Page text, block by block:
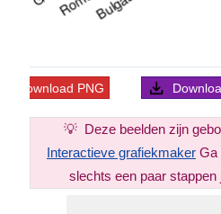
Download PNG
💡 Deze beelden zijn
Interactieve grafiekmaker Ga
slechts een paar stappen